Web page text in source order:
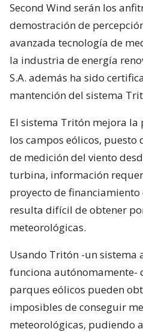
Second Wind serán los
demostración de
avanzada tecnología de
la industria de energía
S.A. además ha sido
mantención del sistema
El sistema Tritón mejora la
los campos eólicos,
de medición del viento
turbina, información
proyecto de
resulta difícil de obtener
meteorológicas.
Usando Tritón -un sistema
funciona autónomamente-
parques eólicos pueden
imposibles de conseguir
meteorológicas, pudiendo